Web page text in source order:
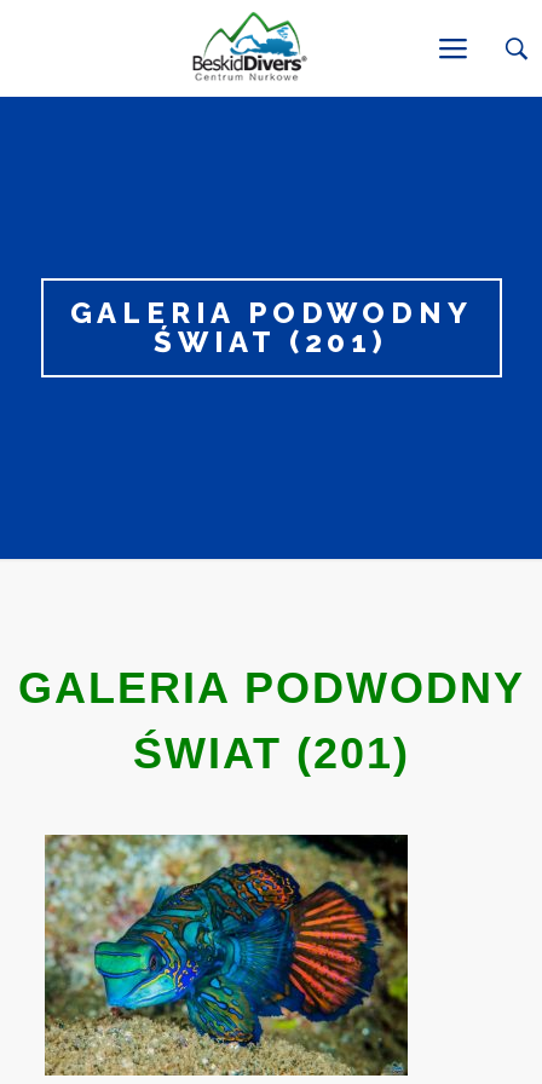
GALERIA PODWODNY
ŚWIAT (201)
GALERIA PODWODNY
ŚWIAT (201)